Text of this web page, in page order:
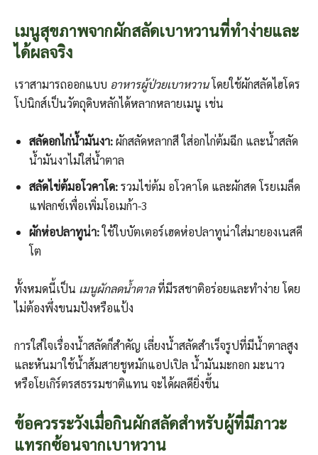
เมนูสุขภาพจากผักสลัดเบาหวานที่ทำง่ายและ
ได้ผลจริง
เราสามารถออกแบบ อาหารผู้ป่วยเบาหวานโดยใช้ผักสลัดไฮโดร
โปนิกส์เป็นวัตถุดิบหลักได้หลากหลายเมนู เช่น
สลัดอกไก่น้ำมันงา:ผักสลัดหลากสี ใส่อกไก่ต้มฉีก และน้ำสลัด
น้ำมันงาไม่ใส่น้ำตาล
สลัดไข่ต้มอโวคาโด:รวมไข่ต้ม อโวคาโด และผักสด โรยเมล็ด
แฟลกซ์เพื่อเพิ่มโอเมก้า-3
ผักห่อปลาทูน่า:ใช้ใบบัตเตอร์เฮดห่อปลาทูน่าใส่มายองเนสคี
โต
ทั้งหมดนี้เป็น เมนูผักลดน้ำตาลที่มีรสชาติอร่อยและทำง่าย โดย
ไม่ต้องพึ่งขนมปังหรือแป้ง
การใส่ใจเรื่องน้ำสลัดก็สำคัญ เลี่ยงน้ำสลัดสำเร็จรูปที่มีน้ำตาลสูง
และหันมาใช้น้ำส้มสายชูหมักแอปเปิล น้ำมันมะกอก มะนาว
หรือโยเกิร์ตรสธรรมชาติแทน จะได้ผลดียิ่งขึ้น
ข้อควรระวังเมื่อกินผักสลัดสำหรับผู้ที่มีภาวะ
แทรกซ้อนจากเบาหวาน